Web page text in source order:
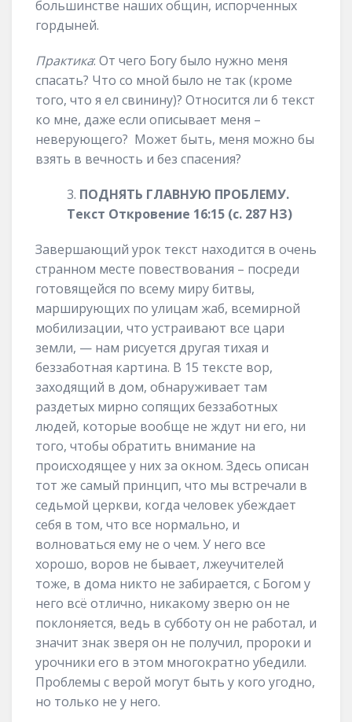
большинстве наших общин, испорченных
гордыней.
Практика: От чего Богу было нужно меня
спасать? Что со мной было не так (кроме
того, что я ел свинину)? Относится ли 6 текст
ко мне, даже если описывает меня –
неверующего? Может быть, меня можно бы
взять в вечность и без спасения?
ПОДНЯТЬ ГЛАВНУЮ ПРОБЛЕМУ.
Текст Откровение 16:15 (с. 287 НЗ)
Завершающий урок текст находится в очень
странном месте повествования – посреди
готовящейся по всему миру битвы,
марширующих по улицам жаб, всемирной
мобилизации, что устраивают все цари
земли, — нам рисуется другая тихая и
беззаботная картина. В 15 тексте вор,
заходящий в дом, обнаруживает там
раздетых мирно сопящих беззаботных
людей, которые вообще не ждут ни его, ни
того, чтобы обратить внимание на
происходящее у них за окном. Здесь описан
тот же самый принцип, что мы встречали в
седьмой церкви, когда человек убеждает
себя в том, что все нормально, и
волноваться ему не о чем. У него все
хорошо, воров не бывает, лжеучителей
тоже, в дома никто не забирается, с Богом у
него всё отлично, никакому зверю он не
поклоняется, ведь в субботу он не работал, и
значит знак зверя он не получил, пророки и
урочники его в этом многократно убедили.
Проблемы с верой могут быть у кого угодно,
но только не у него.